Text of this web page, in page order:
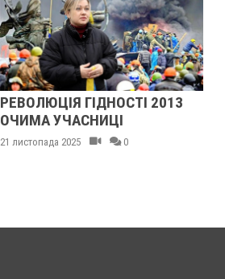
РЕВОЛЮЦІЯ ГІДНОСТІ 2013
ОЧИМА УЧАСНИЦІ
21 листопада 2025 0